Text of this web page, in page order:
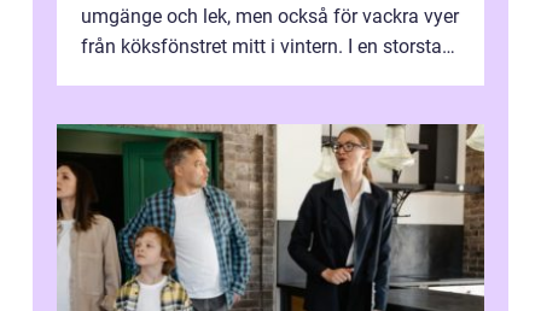
umgänge och lek, men också för vackra vyer
från köksfönstret mitt i vintern. I en storstad